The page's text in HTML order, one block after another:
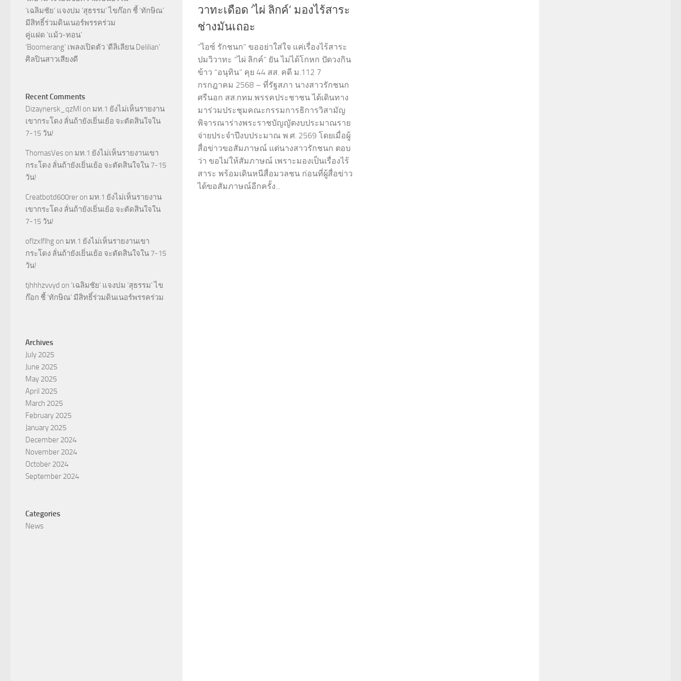
วาทะเดือด ‘ไผ่ ลิกค์’ มองไร้สาระ
ช่างมันเถอะ
“ไอซ์ รักชนก” ขออย่าใส่ใจ แค่เรื่องไร้สาระ
ปมวิวาทะ “ไผ่ ลิกค์” ยัน ไม่ได้โกหก ปัดวงกิน
ข้าว “อนุทิน” คุย 44 สส. คดี ม.112 7
กรกฎาคม 2568 – ที่รัฐสภา นางสาวรักชนก
ศรีนอก สส.กทม.พรรคประชาชน ได้เดินทาง
มาร่วมประชุมคณะกรรมการธิการวิสามัญ
พิจารณาร่างพระราชบัญญัตงบประมาณราย
จ่ายประจำปีงบประมาณ พ.ศ. 2569 โดยเมื่อผู้
สื่อข่าวขอสัมภาษณ์ แต่นางสาวรักชนก ตอบ
ว่า ขอไม่ให้สัมภาษณ์ เพราะมองเป็นเรื่องไร้
สาระ พร้อมเดินหนีสื่อมวลชน ก่อนที่ผู้สื่อข่าว
ได้ขอสัมภาษณ์อีกครั้ง...
‘เฉลิมชัย’ แจงปม ‘สุธรรม’ ไขก๊อก ชี้ ‘ทักษิณ’
มีสิทธิ์ร่วมดินเนอร์พรรคร่วม
คู่แฝด ‘แม้ว-ทอน’
‘Boomerang’ เพลงเปิดตัว ‘ดีลิเลียน Delilian’
ศิลปินสาวเสียงดี
Recent Comments
Dizaynersk_qzMl on มท.1 ยังไม่เห็นรายงาน
เขากระโดง ลั่นถ้ายังเยิ่นเย้อ จะตัดสินใจใน
7-15 วัน!
ThomasVes on มท.1 ยังไม่เห็นรายงานเขา
กระโดง ลั่นถ้ายังเยิ่นเย้อ จะตัดสินใจใน 7-15
วัน!
Creatbotd600rer on มท.1 ยังไม่เห็นรายงาน
เขากระโดง ลั่นถ้ายังเยิ่นเย้อ จะตัดสินใจใน
7-15 วัน!
oflzxlflhg on มท.1 ยังไม่เห็นรายงานเขา
กระโดง ลั่นถ้ายังเยิ่นเย้อ จะตัดสินใจใน 7-15
วัน!
tjhhhzvvyd on ‘เฉลิมชัย’ แจงปม ‘สุธรรม’ ไข
ก๊อก ชี้ ‘ทักษิณ’ มีสิทธิ์ร่วมดินเนอร์พรรคร่วม
Archives
July 2025
June 2025
May 2025
April 2025
March 2025
February 2025
January 2025
December 2024
November 2024
October 2024
September 2024
Categories
News